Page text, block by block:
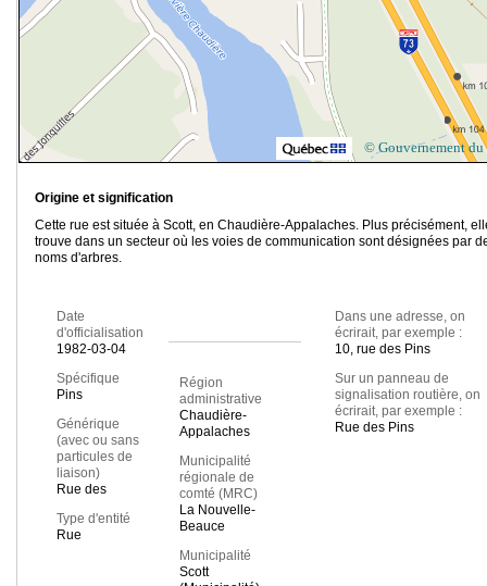
© Gouvernement du
Origine et signification
Cette rue est située à Scott, en Chaudière-Appalaches. Plus précisément,
trouve dans un secteur où les voies de communication sont désignées par
noms d'arbres.
Date
d'officialisation
1982-03-04
Spécifique
Pins
Générique
(avec ou sans
particules de
liaison)
Rue des
Type d'entité
Rue
Région
administrative
Chaudière-
Appalaches
Municipalité
régionale de
comté (MRC)
La Nouvelle-
Beauce
Municipalité
Scott
Dans une adresse, on
écrirait, par exemple :
10, rue des Pins
Sur un panneau de
signalisation routière, on
écrirait, par exemple :
Rue des Pins